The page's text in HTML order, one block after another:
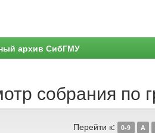
архив СибГМУ
собрания по
Перейти к: 0-9 A